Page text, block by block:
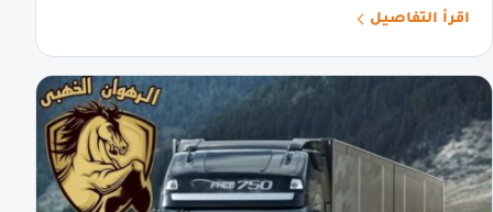
اقرأ التفاصيل